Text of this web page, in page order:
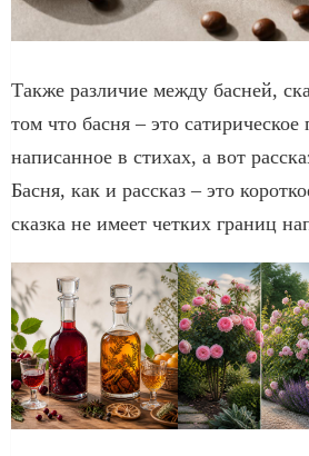
Также различие между басней,
том что басня – это
написанное в стихах, а вот
Басня, как и рассказ – это
сказка не имеет четких границ